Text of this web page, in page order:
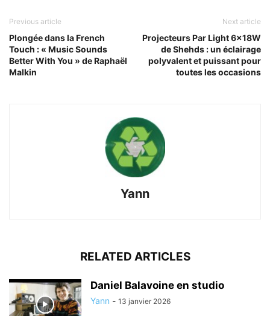
Previous article
Plongée dans la French
Touch : « Music Sounds
Better With You » de Raphaël
Malkin
Next article
Projecteurs Par Light 6x18W
de Shehds : un éclairage
polyvalent et puissant pour
toutes les occasions
Yann
RELATED ARTICLES
Daniel Balavoine en studio
Yann - 13 janvier 2026